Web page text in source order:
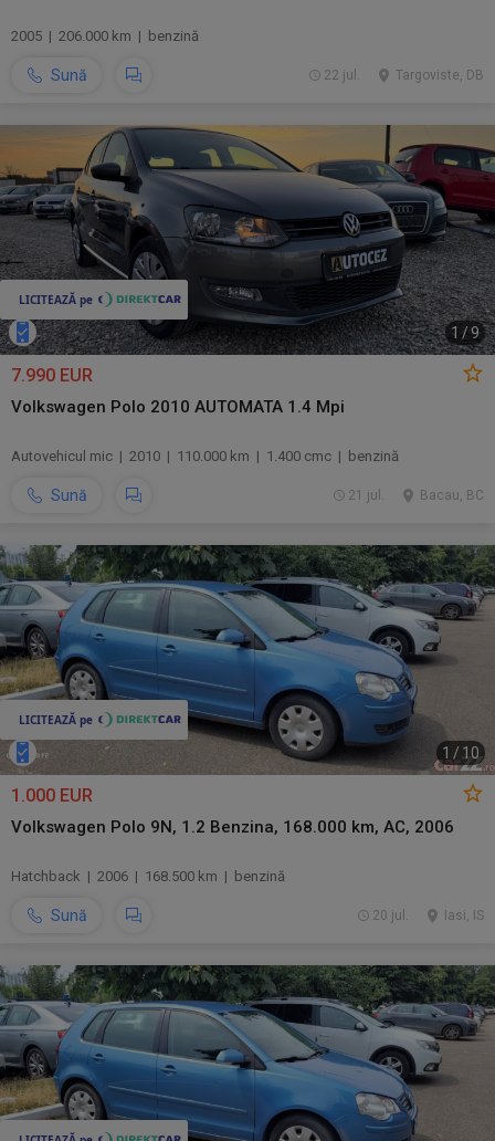
2005 | 206.000 km | benzină
Sună Targoviste, DB
22 jul.
1 /9
7.990 EUR
Volkswagen Polo 2010 AUTOMATA 1.4 Mpi
Autovehicul mic | 2010 | 110.000 km | 1.400 cmc | benzină
Sună Bacau, BC
21 jul.
1 / 10
1.000 EUR
Volkswagen Polo 9N, 1.2 Benzina, 168.000 km, AC, 2006
Hatchback | 2006 | 168.500 km | benzină
Sună Iasi, IS
20 jul.